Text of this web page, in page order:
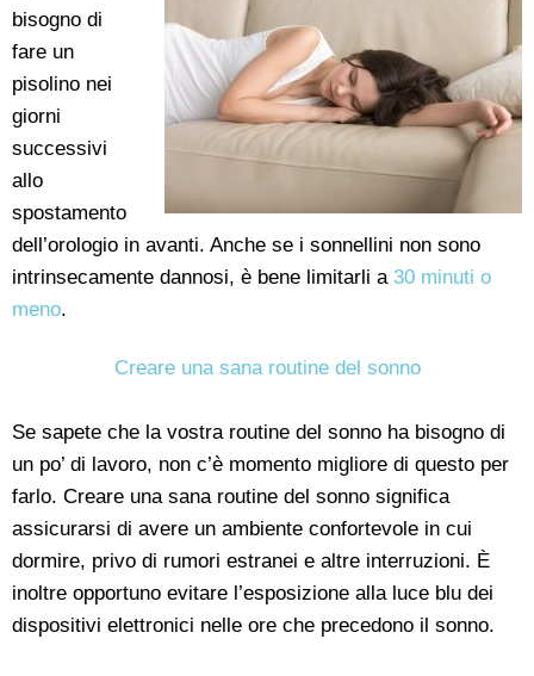
bisogno di
fare un
pisolino nei
giorni
successivi
allo
spostamento
dell’orologio in avanti. Anche se i sonnellini non sono
intrinsecamente dannosi, è bene limitarli a 30 minuti o
meno.
Creare una sana routine del sonno
Se sapete che la vostra routine del sonno ha bisogno di
un po’ di lavoro, non c’è momento migliore di questo per
farlo. Creare una sana routine del sonno significa
assicurarsi di avere un ambiente confortevole in cui
dormire, privo di rumori estranei e altre interruzioni. È
inoltre opportuno evitare l’esposizione alla luce blu dei
dispositivi elettronici nelle ore che precedono il sonno.